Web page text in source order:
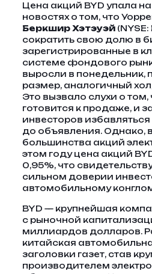
Цена акций BYD упала на
новостях о том, что
Беркшир Хэтэуэй
сократить свою долю в
зарегистрированные в
системе фондового
выросли в понедельник,
размер, аналогичный
Это вызвало слухи о том,
готовится к продаже, и
инвесторов избавляться
до объявления. Однако,
большинства акций
этом году цена акций
0,95%, что
сильном доверии
автомобильному
BYD — крупнейшая
с рыночной
миллиардов долларов.
китайская
заголовки газет, став
производителем